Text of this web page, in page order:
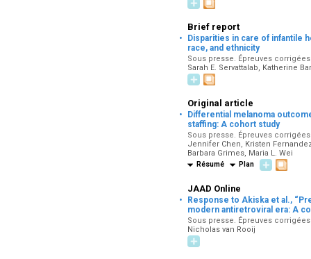
Brief report
·
Disparities in care of infantile
race, and ethnicity
Sous presse. Épreuves
Sarah E. Servattalab, Katherine
Original article
·
Differential melanoma
staffing: A cohort study
Sous presse. Épreuves
Jennifer Chen, Kristen
Barbara Grimes, Maria L. Wei
Résumé Plan
JAAD Online
·
Response to Akiska et al.,
modern antiretroviral era: A
Sous presse. Épreuves
Nicholas van Rooij